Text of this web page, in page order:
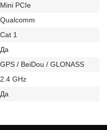
Mini PCIe
Qualcomm
Cat 1
Да
GPS / BeiDou / GLONASS
2.4 GHz
Да